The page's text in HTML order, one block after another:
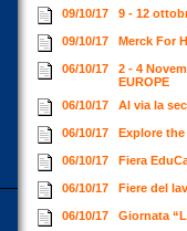
09/10/17 9 - 12
09/10/17 Merck For
06/10/17
2 - 4
EUROPE
06/10/17
Al via la
06/10/17 Explore
06/10/17 Fiera
06/10/17 Fiere del
06/10/17 Giornata